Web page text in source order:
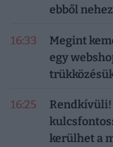
ebből
16:33
Megint
egy
16:25
Rendkívüli!
kerülhet a